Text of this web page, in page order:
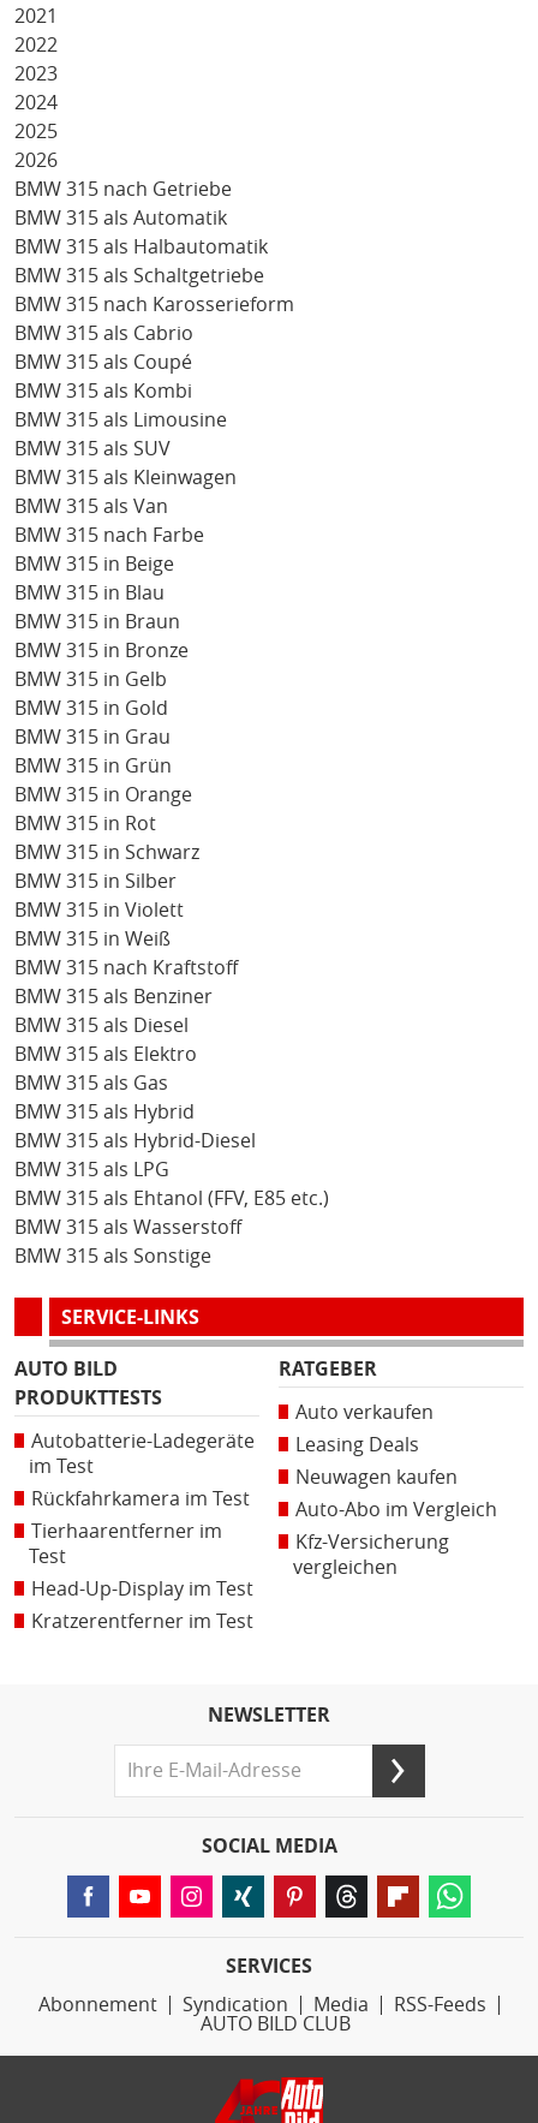
2021
2022
2023
2024
2025
2026
BMW 315 nach Getriebe
BMW 315 als Automatik
BMW 315 als Halbautomatik
BMW 315 als Schaltgetriebe
BMW 315 nach Karosserieform
BMW 315 als Cabrio
BMW 315 als Coupé
BMW 315 als Kombi
BMW 315 als Limousine
BMW 315 als SUV
BMW 315 als Kleinwagen
BMW 315 als Van
BMW 315 nach Farbe
BMW 315 in Beige
BMW 315 in Blau
BMW 315 in Braun
BMW 315 in Bronze
BMW 315 in Gelb
BMW 315 in Gold
BMW 315 in Grau
BMW 315 in Grün
BMW 315 in Orange
BMW 315 in Rot
BMW 315 in Schwarz
BMW 315 in Silber
BMW 315 in Violett
BMW 315 in Weiß
BMW 315 nach Kraftstoff
BMW 315 als Benziner
BMW 315 als Diesel
BMW 315 als Elektro
BMW 315 als Gas
BMW 315 als Hybrid
BMW 315 als Hybrid-Diesel
BMW 315 als LPG
BMW 315 als Ehtanol (FFV, E85 etc.)
BMW 315 als Wasserstoff
BMW 315 als Sonstige
SERVICE-LINKS
AUTO BILD
PRODUKTTESTS
Autobatterie-Ladegeräte
im Test
Rückfahrkamera im Test
Tierhaarentferner im
Test
Head-Up-Display im Test
Kratzerentferner im Test
RATGEBER
Auto verkaufen
Leasing Deals
Neuwagen kaufen
Auto-Abo im Vergleich
Kfz-Versicherung
vergleichen
NEWSLETTER
SOCIAL MEDIA
SERVICES
Abonnement
Syndication Media
RSS-Feeds
AUTO BILD CLUB